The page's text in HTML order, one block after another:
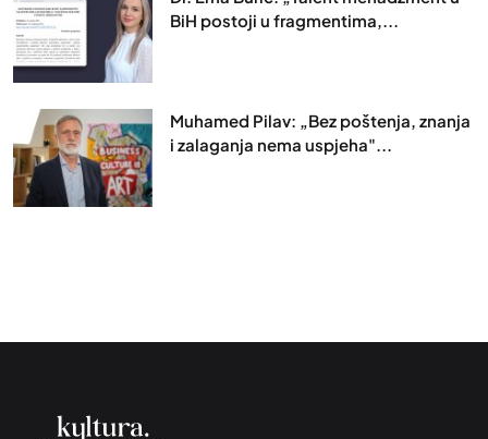
BiH postoji u fragmentima,...
Muhamed Pilav: „Bez poštenja, znanja
i zalaganja nema uspjeha"...